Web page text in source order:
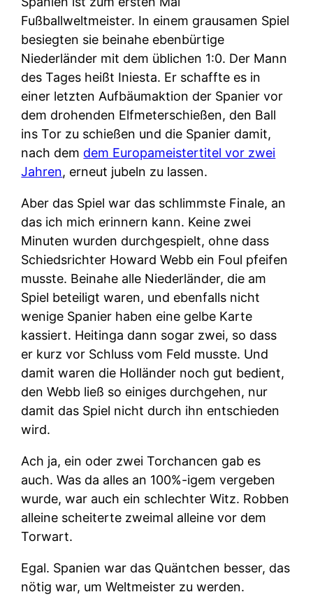
Fußballweltmeister. In einem grausamen Spiel
besiegten sie beinahe ebenbürtige
Niederländer mit dem üblichen 1:0. Der Mann
des Tages heißt Iniesta. Er schaffte es in
einer letzten Aufbäumaktion der Spanier vor
dem drohenden Elfmeterschießen, den Ball
ins Tor zu schießen und die Spanier damit,
nach dem dem Europameistertitel vor zwei
Jahren, erneut jubeln zu lassen.
Aber das Spiel war das schlimmste Finale, an
das ich mich erinnern kann. Keine zwei
Minuten wurden durchgespielt, ohne dass
Schiedsrichter Howard Webb ein Foul pfeifen
musste. Beinahe alle Niederländer, die am
Spiel beteiligt waren, und ebenfalls nicht
wenige Spanier haben eine gelbe Karte
kassiert. Heitinga dann sogar zwei, so dass
er kurz vor Schluss vom Feld musste. Und
damit waren die Holländer noch gut bedient,
den Webb ließ so einiges durchgehen, nur
damit das Spiel nicht durch ihn entschieden
wird.
Ach ja, ein oder zwei Torchancen gab es
auch. Was da alles an 100%-igem vergeben
wurde, war auch ein schlechter Witz. Robben
alleine scheiterte zweimal alleine vor dem
Torwart.
Egal. Spanien war das Quäntchen besser, das
nötig war, um Weltmeister zu werden.